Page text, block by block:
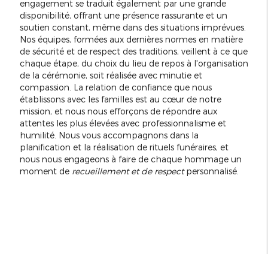
engagement se traduit également par une grande
disponibilité, offrant une présence rassurante et un
soutien constant, même dans des situations imprévues.
Nos équipes, formées aux dernières normes en matière
de sécurité et de respect des traditions, veillent à ce que
chaque étape, du choix du lieu de repos à l'organisation
de la cérémonie, soit réalisée avec minutie et
compassion. La relation de confiance que nous
établissons avec les familles est au cœur de notre
mission, et nous nous efforçons de répondre aux
attentes les plus élevées avec professionnalisme et
humilité. Nous vous accompagnons dans la
planification et la réalisation de rituels funéraires, et
nous nous engageons à faire de chaque hommage un
moment de recueillement et de respectpersonnalisé.